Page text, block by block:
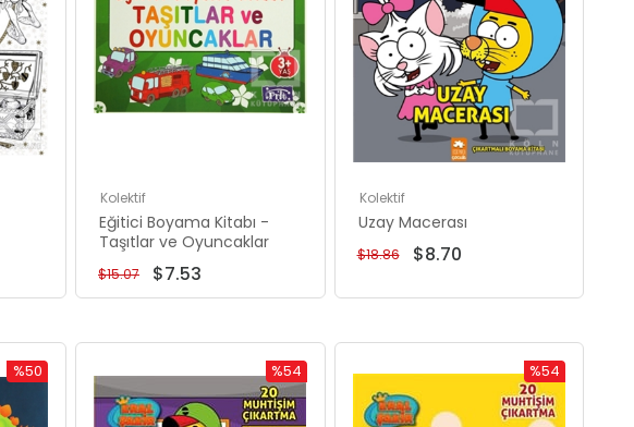
Kolektif
Eğitici Boyama Kitabı -
Taşıtlar ve Oyuncaklar
$7.53
$15.07
Kolektif
Uzay Macerası
$8.70
$18.86
%50
%50İndirim
%54
İndirim
%54İndirim
%54
İndirim
%54İndirim